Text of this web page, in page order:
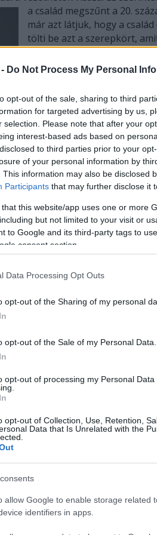
Do Not Process My Personal
opt-out of the sale, sharing to third
for targeted advertising by us,
selection. Please note that after your
interest-based ads based on
to third parties prior to your
of your personal information by
This information may also be disclosed
Participants that may further disclose it
that this website/app uses one or more
but not limited to your visit or
to Google and its third-party tags to
consent section.
Data Processing Opt Outs
opt-out of the Sharing of my personal
opt-out of the Sale of my Personal Data.
opt-out of processing my Personal Data
opt-out of Collection, Use, Retention,
Data that Is Unrelated with the
allow Google to enable storage related
identifiers in apps.
a család megszűnt a 20.
már azt látjuk, hogy a
tölti be azt a szerepkört,
rábíztak, vagy rá próbáltak
nem tudok senkinek
nagyon érdekel, hogy
meg ezeket a problémákat.
Milyen céllal ír? Szándék,
regényeivel
nagyobb csoportokat?
célja. Egy szerzőnek lehet
szemügyre veszünk egy témát
ez jó, akkor sikerült kifejezni
biztató. De nem ez az elsődleges
építse ezáltal. Furcsa ezt
így van.
féle család van. Az egyik,
magunk alakítunk ki. A családi
jobban tud teljesíteni, ha
az ember.
pont most eszébe jut...
egyiknek sem én vagyok a
történeteknek, amik másokról
jut eszembe.
tárgy lett. Közel lakott
el a botjával. Mindenki
furcsa lehet, hogy nem tud úgy
Emellett minden nap kértünk tőle
volna a zenéjét -, de öt
autogrammot cserélni.